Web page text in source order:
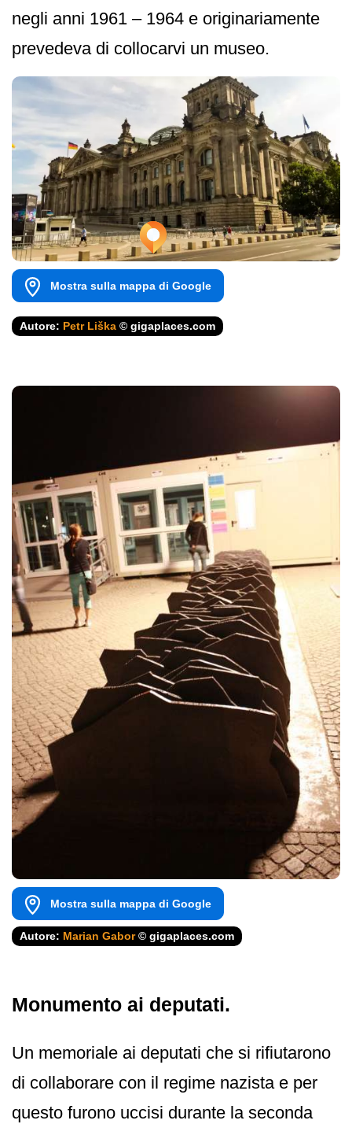
negli anni 1961 – 1964 e originariamente
prevedeva di collocarvi un museo.
Mostra sulla mappa di Google
Autore: Petr Liška © gigaplaces.com
Mostra sulla mappa di Google
Autore: Marian Gabor© gigaplaces.com
Monumento ai deputati.
Un memoriale ai deputati che si rifiutarono
di collaborare con il regime nazista e per
questo furono uccisi durante la seconda